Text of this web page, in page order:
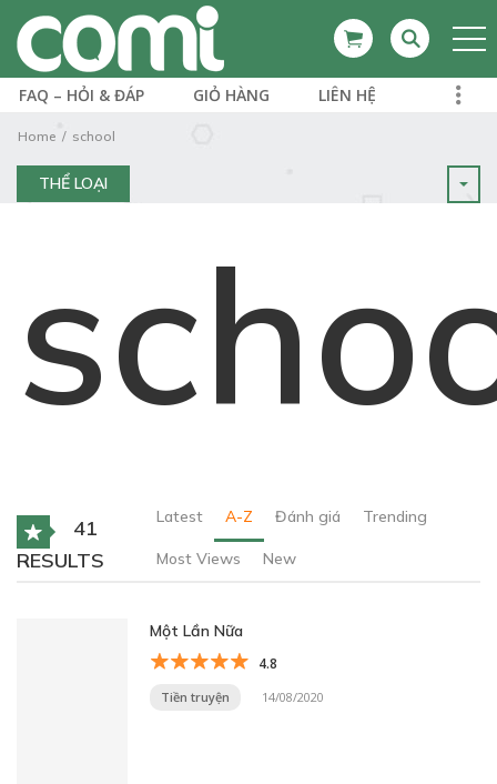
FAQ – HỎI & ĐÁP GIỎ HÀNG LIÊN HỆ
Home school
THỂ LOẠI
41
RESULTS
Latest A-Z Đánh giá Trending
Most Views New
Một Lần Nữa
4.8
Tiền truyện 14/08/2020